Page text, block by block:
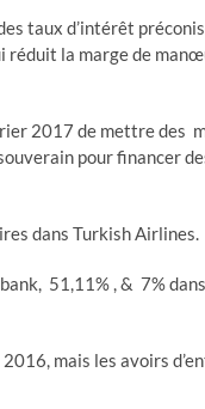
taux d’intérêt
réduit la marge de
2017 de mettre des
pour financer
dans Turkish Airlines.
51,11% , & 7%
mais les avoirs